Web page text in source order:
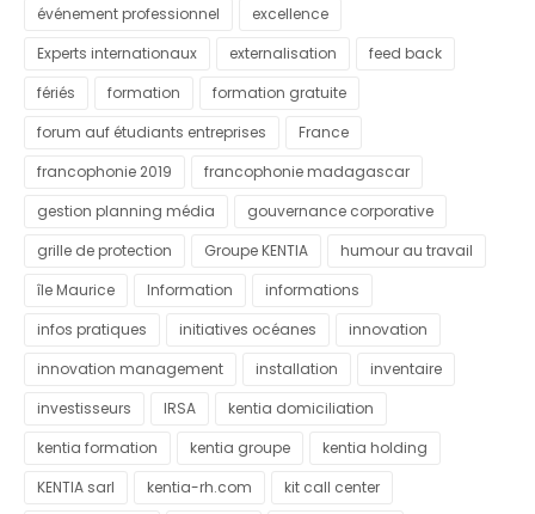
événement professionnel
excellence
Experts internationaux
externalisation
feed back
fériés
formation
formation gratuite
forum auf étudiants entreprises
France
francophonie 2019
francophonie madagascar
gestion planning média
gouvernance corporative
grille de protection
Groupe KENTIA
humour au travail
île Maurice
Information
informations
infos pratiques
initiatives océanes
innovation
innovation management
installation
inventaire
investisseurs
IRSA
kentia domiciliation
kentia formation
kentia groupe
kentia holding
KENTIA sarl
kentia-rh.com
kit call center